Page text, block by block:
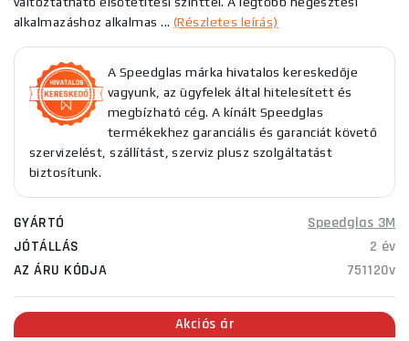
alkalmazáshoz alkalmas ... (Részletes leírás)
A Speedglas márka hivatalos kereskedője
vagyunk, az ügyfelek által hitelesített és
megbízható cég. A kínált Speedglas
termékekhez garanciális és garanciát követő
szervizelést, szállítást, szerviz plusz szolgáltatást
biztosítunk.
GYÁRTÓ
Speedglas 3M
JÓTÁLLÁS
2 év
AZ ÁRU KÓDJA
751120v
Akciós ár